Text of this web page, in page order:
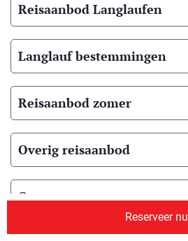
Reserveer nu
Reisaanbod Langlaufen
Langlauf bestemmingen
Reisaanbod zomer
Overig reisaanbod
Over ons